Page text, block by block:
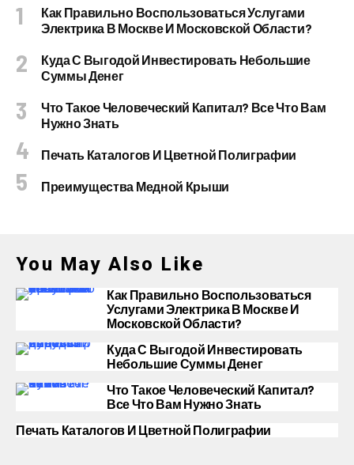
Как Правильно Воспользоваться Услугами
Электрика В Москве И Московской Области?
Куда С Выгодой Инвестировать Небольшие
Суммы Денег
Что Такое Человеческий Капитал? Все Что Вам
Нужно Знать
Печать Каталогов И Цветной Полиграфии
Преимущества Медной Крыши
You May Also Like
Как Правильно Воспользоваться
Услугами Электрика В Москве И
Московской Области?
Куда С Выгодой Инвестировать
Небольшие Суммы Денег
Что Такое Человеческий Капитал?
Все Что Вам Нужно Знать
Печать Каталогов И Цветной Полиграфии